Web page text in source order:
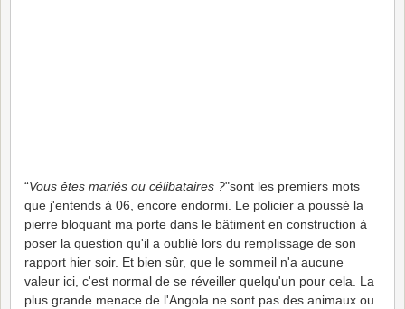
“Vous êtes mariés ou célibataires ?"sont les premiers mots
que j'entends à 06, encore endormi. Le policier a poussé la
pierre bloquant ma porte dans le bâtiment en construction à
poser la question qu'il a oublié lors du remplissage de son
rapport hier soir. Et bien sûr, que le sommeil n'a aucune
valeur ici, c'est normal de se réveiller quelqu'un pour cela. La
plus grande menace de l'Angola ne sont pas des animaux ou